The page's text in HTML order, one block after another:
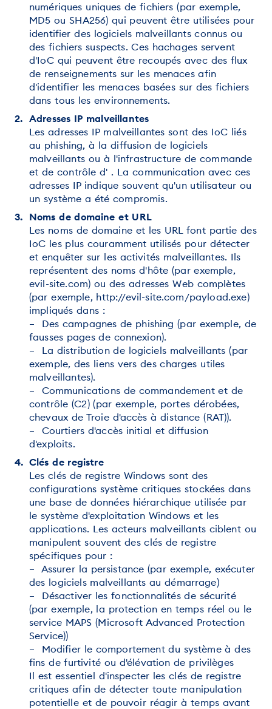
numériques uniques de fichiers (par exemple,
MD5 ou SHA256) qui peuvent être utilisées pour
identifier des logiciels malveillants connus ou
des fichiers suspects. Ces hachages servent
d'IoC qui peuvent être recoupés avec des flux
de renseignements sur les menaces afin
d'identifier les menaces basées sur des fichiers
dans tous les environnements.
Adresses IP malveillantes
Les adresses IP malveillantes sont des IoC liés
au phishing, à la diffusion de logiciels
malveillants ou à l'infrastructure de commande
et de contrôle d' . La communication avec ces
adresses IP indique souvent qu'un utilisateur ou
un système a été compromis.
Noms de domaine et URL
Les noms de domaine et les URL font partie des
IoC les plus couramment utilisés pour détecter
et enquêter sur les activités malveillantes. Ils
représentent des noms d'hôte (par exemple,
evil-site.com) ou des adresses Web complètes
(par exemple, http://evil-site.com/payload.exe)
impliqués dans :
– Des campagnes de phishing (par exemple, de
fausses pages de connexion).
– La distribution de logiciels malveillants (par
exemple, des liens vers des charges utiles
malveillantes).
– Communications de commandement et de
contrôle (C2) (par exemple, portes dérobées,
chevaux de Troie d'accès à distance (RAT)).
– Courtiers d'accès initial et diffusion
d'exploits.
Clés de registre
Les clés de registre Windows sont des
configurations système critiques stockées dans
une base de données hiérarchique utilisée par
le système d'exploitation Windows et les
applications. Les acteurs malveillants ciblent ou
manipulent souvent des clés de registre
spécifiques pour :
– Assurer la persistance (par exemple, exécuter
des logiciels malveillants au démarrage)
– Désactiver les fonctionnalités de sécurité
(par exemple, la protection en temps réel ou le
service MAPS (Microsoft Advanced Protection
Service))
– Modifier le comportement du système à des
fins de furtivité ou d'élévation de privilèges
Il est essentiel d'inspecter les clés de registre
critiques afin de détecter toute manipulation
potentielle et de pouvoir réagir à temps avant